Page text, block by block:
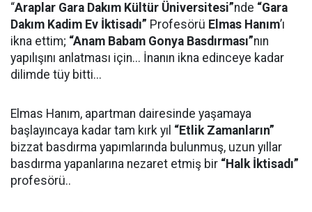
“Araplar Gara Dakım Kültür Üniversitesi”nde “Gara
Dakım Kadim Ev İktisadı” Profesörü Elmas Hanım’ı
ikna ettim; “Anam Babam Gonya Basdırması”nın
yapılışını anlatması için... İnanın ikna edinceye kadar
dilimde tüy bitti...
Elmas Hanım, apartman dairesinde yaşamaya
başlayıncaya kadar tam kırk yıl “Etlik Zamanların”
bizzat basdırma yapımlarında bulunmuş, uzun yıllar
basdırma yapanlarına nezaret etmiş bir “Halk İktisadı”
profesörü..